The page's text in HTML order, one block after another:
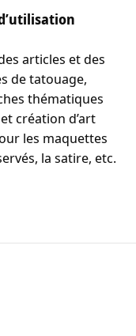
articles et des
de tatouage,
thématiques
création d’art
les maquettes
la satire, etc.